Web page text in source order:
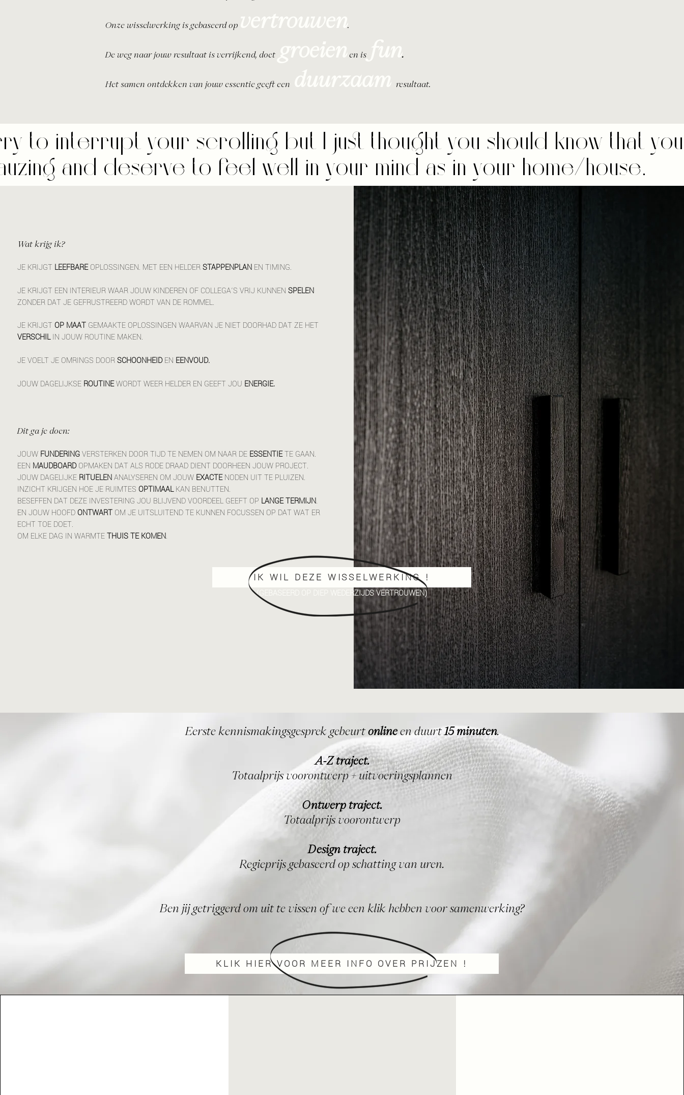
Onze wisselwerking is gebaseerd op
De weg naar jouw resultaat is verrijkend, doet en is .
Het samen ontdekken van jouw essentie geeft een resultaat.
to interrupt your scrolling but I just thought you should know that
and deserve to feel well in your mind as in your home/house.
Wat krijg ik?
JE KRIJGT LEEFBAREOPLOSSINGEN. MET EEN HELDERSTAPPENPLAN EN TIMING.
JE KRIJGT EEN INTERIEUR WAAR JOUW KINDEREN OF COLLEGA'S VRIJ KUNNEN SPELEN
ZONDER DAT JE GEFRUSTREERD WORDT VAN DE ROMMEL.
JE KRIJGT OP MAAT GEMAAKTE OPLOSSINGEN WAARVAN JE NIET DOORHAD DAT ZE HET
VERSCHILIN JOUW ROUTINE MAKEN.
JE VOELT JE OMRINGS DOORSCHOONHEIDEN EENVOUD.
JOUW DAGELIJKSE ROUTINEWORDT WEER HELDER EN GEEFT JOU ENERGIE.
Dit ga je doen:
JOUW FUNDERINGVERSTERKEN DOOR TIJD TE NEMEN OM NAAR DE ESSENTIETE GAAN.
EEN MAUDBOARDOPMAKEN DAT ALS RODE DRAAD DIENT DOORHEEN JOUW PROJECT.
JOUW DAGELIJKE RITUELENANALYSEREN OM JOUW EXACTENODEN UIT TE PLUIZEN.
INZICHT KRIJGEN HOE JE RUIMTES OPTIMAALKAN BENUTTEN.
BESEFFEN DAT DEZE INVESTERING JOU BLIJVEND VOORDEEL GEEFT OP LANGE TERMIJN.
EN JOUW HOOFD ONTWART OM JE UITSLUITEND TE KUNNEN FOCUSSEN OP DAT WAT ER
ECHT TOE DOET.
OM ELKE DAG IN WARMTETHUIS TE KOMEN.
IK WIL DEZE WISSELWERKING !
(GEBASEERD OP DIEP WEDERZIJDS VERTROUWEN)
Eerste kennismakingsgesprek gebeurtonlineen duurt 15 minuten.
A-Z traject.
Totaalprijs voorontwerp + uitvoeringsplannen
Ontwerp traject.
Totaalprijs voorontwerp
Design traject.
Regieprijs gebaseerd op schatting van uren.
Ben jij getriggerd om uit te vissen of we een klik hebben voor samenwerking?
KLIK HIER VOOR MEER INFO OVER PRIJZEN !